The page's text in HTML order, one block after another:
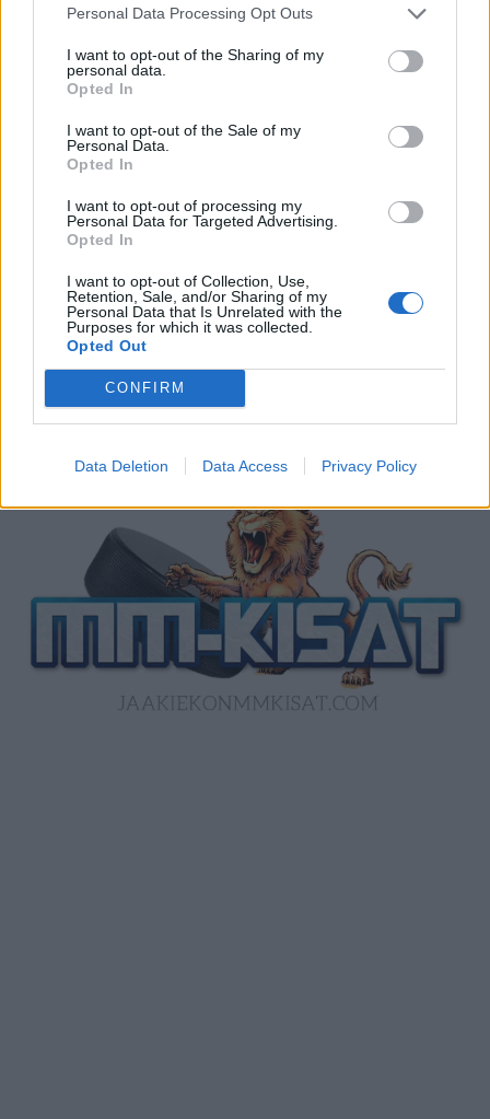
Personal Data Processing Opt Outs
I want to opt-out of the Sharing of my
personal data.
Opted In
I want to opt-out of the Sale of my
Personal Data.
Opted In
I want to opt-out of processing my
Personal Data for Targeted Advertising.
Opted In
I want to opt-out of Collection, Use,
Retention, Sale, and/or Sharing of my
Personal Data that Is Unrelated with the
Purposes for which it was collected.
Opted Out
CONFIRM
Data Deletion Data Access Privacy Policy
LIITTYVÄT ARTIKKELIT LISÄÄ TEKIJÄLTÄ
Aleksander Barkov tekee paluun
kaukaloon
Venäläisveskari sekosi Suomen 2.
divisioonassa – sai samasta tilanteesta
Kanada – USA klo 15:10 – näin katsot
ottelun ilmaiseksi TV:stä